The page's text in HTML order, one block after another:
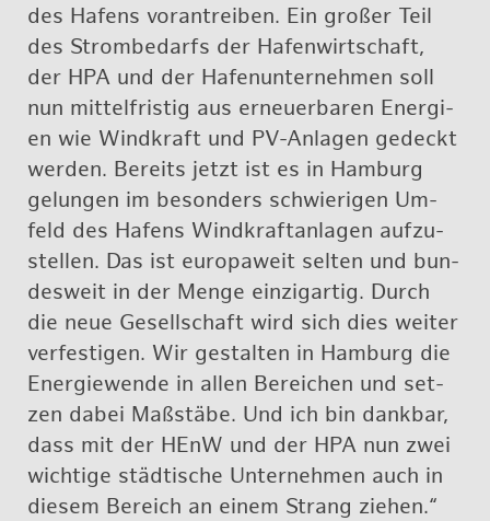
des Ha­fens vor­an­trei­ben. Ein gro­ßer Teil
des Strom­be­darfs der Ha­fen­wirt­schaft,
der HPA und der Ha­fen­un­ter­neh­men soll
nun mit­tel­fris­tig aus er­neu­er­ba­ren En­er­gi­
en wie Wind­kraft und PV-An­la­gen ge­deckt
wer­den. Be­reits jetzt ist es in Ham­burg
ge­lun­gen im be­son­ders schwie­ri­gen Um­
feld des Ha­fens Wind­kraft­an­la­gen auf­zu­
stel­len. Das ist eu­ro­pa­weit sel­ten und bun­
des­weit in der Menge ein­zig­ar­tig. Durch
die neue Ge­sell­schaft wird sich dies wei­ter
ver­fes­ti­gen. Wir ge­stal­ten in Ham­burg die
En­er­gie­wen­de in allen Be­rei­chen und set­
zen dabei Maß­stä­be. Und ich bin dank­bar,
dass mit der HEnW und der HPA nun zwei
wich­ti­ge städ­ti­sche Un­ter­neh­men auch in
die­sem Be­reich an einem Strang zie­hen.“